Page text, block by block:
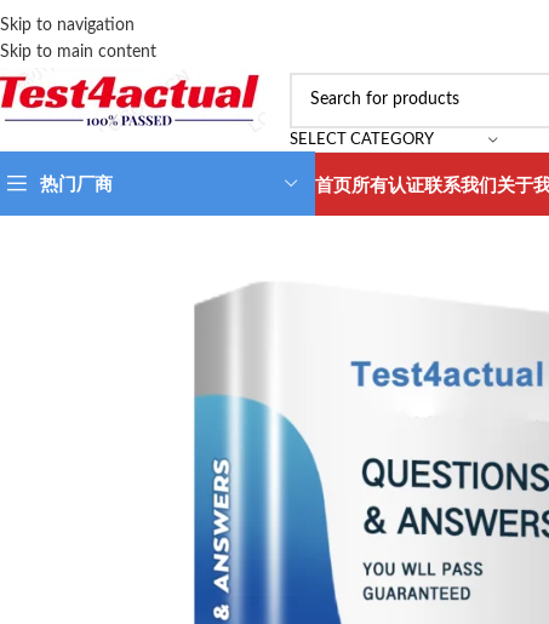
Skip to navigation
Skip to main content
SELECT CATEGORY
热门厂商 首页所有认证联系我们关于